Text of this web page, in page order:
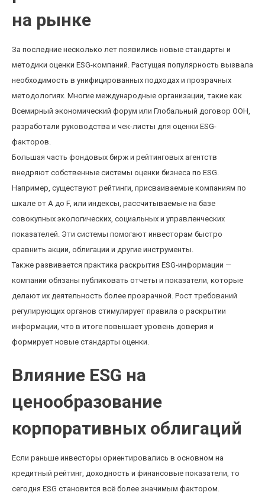
на рынке
За последние несколько лет появились новые стандарты и
методики оценки ESG-компаний. Растущая популярность вызвала
необходимость в унифицированных подходах и прозрачных
методологиях. Многие международные организации, такие как
Всемирный экономический форум или Глобальный договор ООН,
разработали руководства и чек-листы для оценки ESG-
факторов.
Большая часть фондовых бирж и рейтинговых агентств
внедряют собственные системы оценки бизнеса по ESG.
Например, существуют рейтинги, присваиваемые компаниям по
шкале от A до F, или индексы, рассчитываемые на базе
совокупных экологических, социальных и управленческих
показателей. Эти системы помогают инвесторам быстро
сравнить акции, облигации и другие инструменты.
Также развивается практика раскрытия ESG-информации —
компании обязаны публиковать отчеты и показатели, которые
делают их деятельность более прозрачной. Рост требований
регулирующих органов стимулирует правила о раскрытии
информации, что в итоге повышает уровень доверия и
формирует новые стандарты оценки.
Влияние ESG на
ценообразование
корпоративных облигаций
Если раньше инвесторы ориентировались в основном на
кредитный рейтинг, доходность и финансовые показатели, то
сегодня ESG становится всё более значимым фактором.